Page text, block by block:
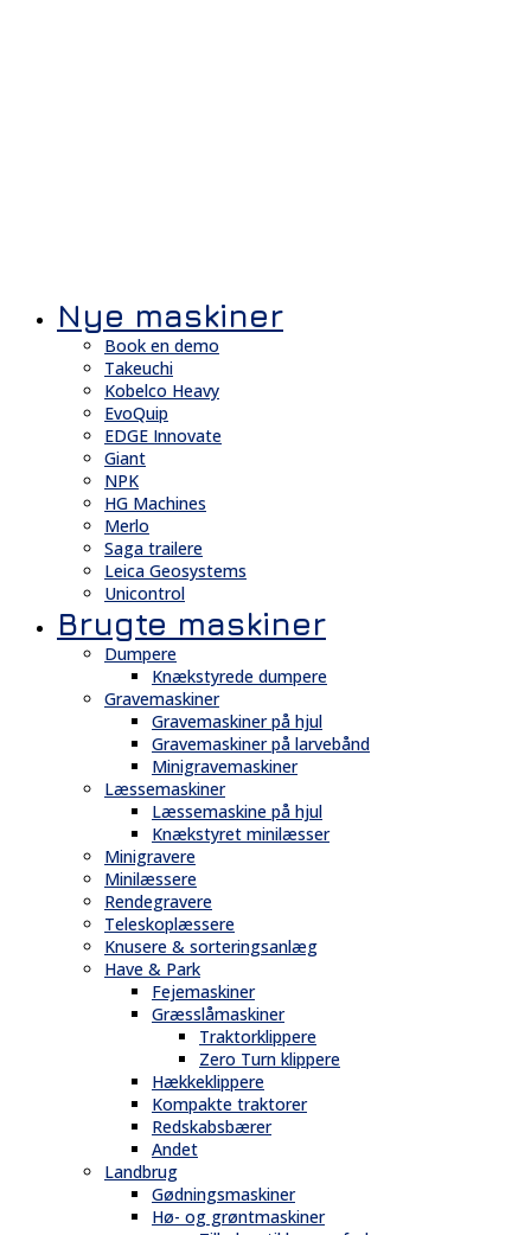
Nye maskiner
Book en demo
Takeuchi
Kobelco Heavy
EvoQuip
EDGE Innovate
Giant
NPK
HG Machines
Merlo
Saga trailere
Leica Geosystems
Unicontrol
Brugte maskiner
Dumpere
Knækstyrede dumpere
Gravemaskiner
Gravemaskiner på hjul
Gravemaskiner på larvebånd
Minigravemaskiner
Læssemaskiner
Læssemaskine på hjul
Knækstyret minilæsser
Minigravere
Minilæssere
Rendegravere
Teleskoplæssere
Knusere & sorteringsanlæg
Have & Park
Fejemaskiner
Græsslåmaskiner
Traktorklippere
Zero Turn klippere
Hækkeklippere
Kompakte traktorer
Redskabsbærer
Andet
Landbrug
Gødningsmaskiner
Hø- og grøntmaskiner